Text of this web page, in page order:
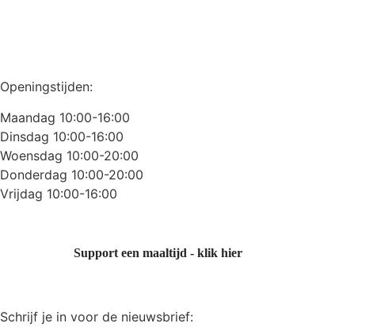
Openingstijden:
Maandag 10:00-16:00
Dinsdag 10:00-16:00
Woensdag 10:00-20:00
Donderdag 10:00-20:00
Vrijdag 10:00-16:00
Support een maaltijd - klik hier
Schrijf je in voor de nieuwsbrief: